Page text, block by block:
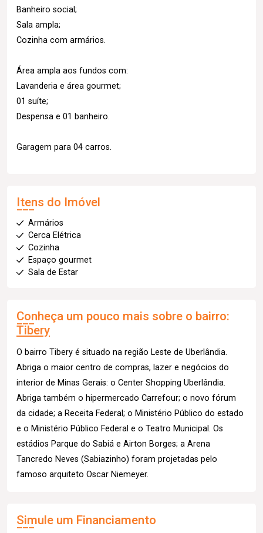
Banheiro social;
Sala ampla;
Cozinha com armários.
Área ampla aos fundos com:
Lavanderia e área gourmet;
01 suíte;
Despensa e 01 banheiro.
Garagem para 04 carros.
Itens do Imóvel
Armários
Cerca Elétrica
Cozinha
Espaço gourmet
Sala de Estar
Conheça um pouco mais sobre o bairro:
Tibery
O bairro Tibery é situado na região Leste de Uberlândia.
Abriga o maior centro de compras, lazer e negócios do
interior de Minas Gerais: o Center Shopping Uberlândia.
Abriga também o hipermercado Carrefour; o novo fórum
da cidade; a Receita Federal; o Ministério Público do estado
e o Ministério Público Federal e o Teatro Municipal. Os
estádios Parque do Sabiá e Airton Borges; a Arena
Tancredo Neves (Sabiazinho) foram projetadas pelo
famoso arquiteto Oscar Niemeyer.
Simule um Financiamento